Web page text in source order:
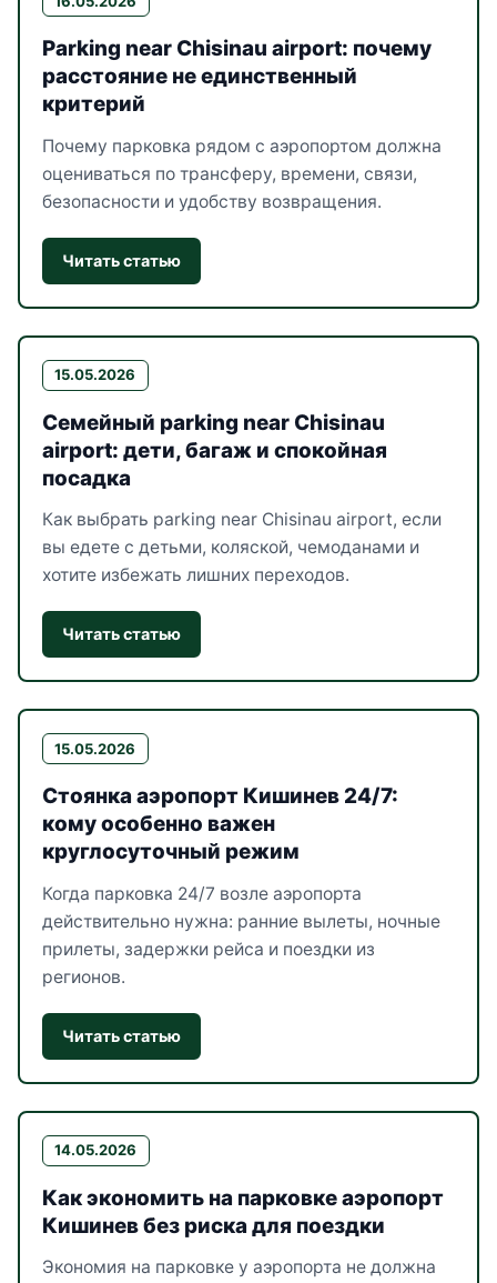
Parking near Chisinau airport: почему
расстояние не единственный
критерий
Почему парковка рядом с аэропортом должна
оцениваться по трансферу, времени, связи,
безопасности и удобству возвращения.
Читать статью
15.05.2026
Семейный parking near Chisinau
airport: дети, багаж и спокойная
посадка
Как выбрать parking near Chisinau airport, если
вы едете с детьми, коляской, чемоданами и
хотите избежать лишних переходов.
Читать статью
15.05.2026
Стоянка аэропорт Кишинев 24/7:
кому особенно важен
круглосуточный режим
Когда парковка 24/7 возле аэропорта
действительно нужна: ранние вылеты, ночные
прилеты, задержки рейса и поездки из
регионов.
Читать статью
14.05.2026
Как экономить на парковке аэропорт
Кишинев без риска для поездки
Экономия на парковке у аэропорта не должна